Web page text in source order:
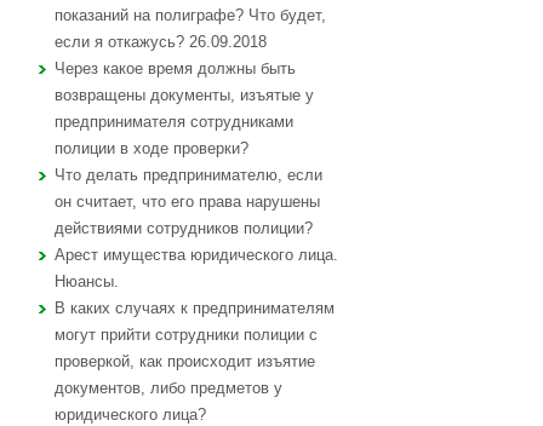
показаний на полиграфе? Что будет,
если я откажусь? 26.09.2018
Через какое время должны быть
возвращены документы, изъятые у
предпринимателя сотрудниками
полиции в ходе проверки?
Что делать предпринимателю, если
он считает, что его права нарушены
действиями сотрудников полиции?
Арест имущества юридического лица.
Нюансы.
В каких случаях к предпринимателям
могут прийти сотрудники полиции с
проверкой, как происходит изъятие
документов, либо предметов у
юридического лица?